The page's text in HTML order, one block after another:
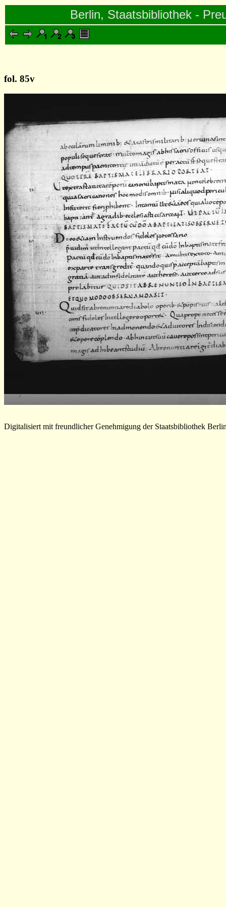
Berlin, Staatsbibliothek -
fol. 85v
Digitalisiert mit freundlicher Genehmigung der Staatsbibliothek